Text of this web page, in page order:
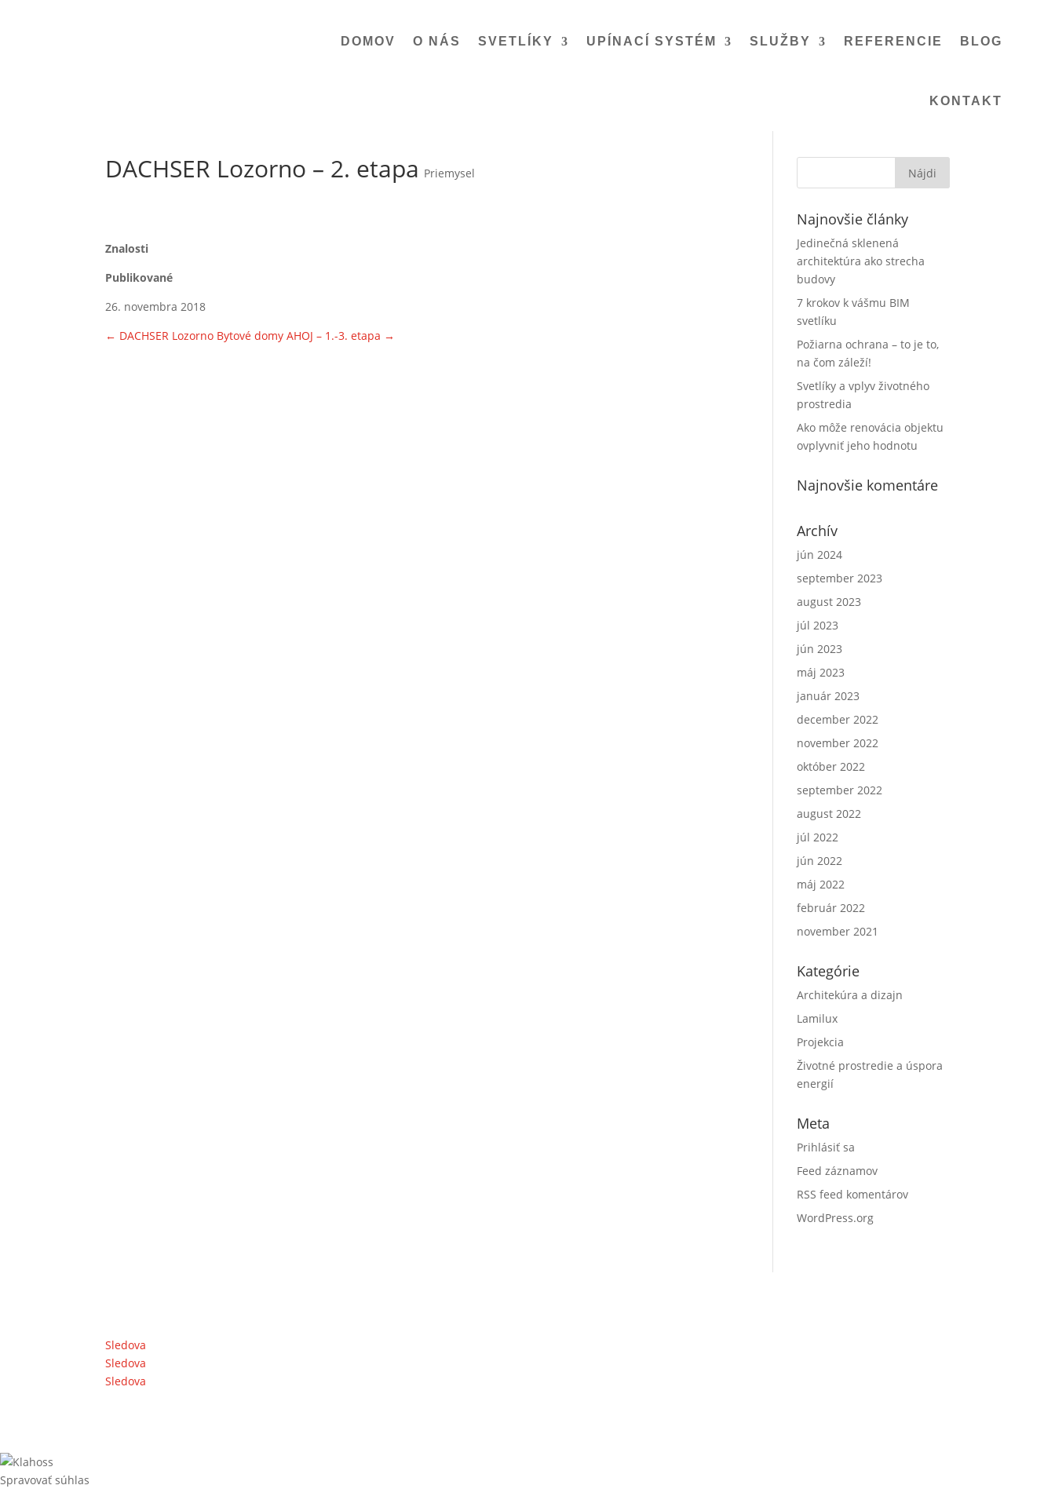
DOMOV O NÁS SVETLÍKY UPÍNACÍ SYSTÉM SLUŽBY REFERENCIE BLOG
KONTAKT
DACHSER Lozorno – 2. etapa Priemysel
Znalosti
Publikované
26. novembra 2018
← DACHSER Lozorno Bytové domy AHOJ – 1.-3. etapa →
Najnovšie články
Jedinečná sklenená
architektúra ako strecha
budovy
7 krokov k vášmu BIM
svetlíku
Požiarna ochrana – to je to,
na čom záleží!
Svetlíky a vplyv životného
prostredia
Ako môže renovácia objektu
ovplyvniť jeho hodnotu
Najnovšie komentáre
Archív
jún 2024
september 2023
august 2023
júl 2023
jún 2023
máj 2023
január 2023
december 2022
november 2022
október 2022
september 2022
august 2022
júl 2022
jún 2022
máj 2022
február 2022
november 2021
Kategórie
Architekúra a dizajn
Lamilux
Projekcia
Životné prostredie a úspora
energií
Meta
Prihlásiť sa
Feed záznamov
RSS feed komentárov
WordPress.org
Sledova
Sledova
Sledova
Spravovať súhlas